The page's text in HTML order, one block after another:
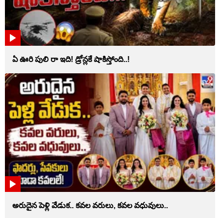
ఏ ఊరి పులి రా ఇది! డ్రోన్లకే షాకిస్తోంది..!
అరుదైన పెళ్లి వేడుక.. కవల వరులు, కవల వధువులు..